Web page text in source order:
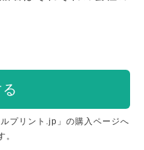
プリント.jp」の購入ページへ
。